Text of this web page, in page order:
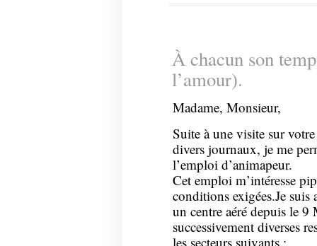
À chacun son
l’amour).
Madame, Monsieur,
Suite à une visite sur
divers journaux, je me
l’emploi d’animapeur.
Cet emploi m’intéresse
conditions exigées.Je
un centre aéré depuis le 9
successivement diverses
les secteurs suivants :